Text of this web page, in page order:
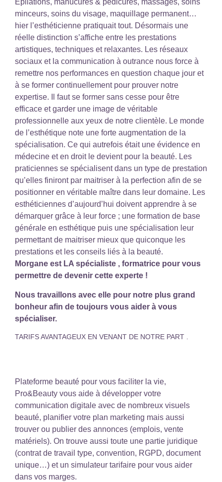
Epilations, manucures & pédicures, massages, soins
minceurs, soins du visage, maquillage permanent…
hier l’esthéticienne pratiquait tout. Désormais une
réelle distinction s’affiche entre les prestations
artistiques, techniques et relaxantes. Les réseaux
sociaux et la communication à outrance nous force à
remettre nos performances en question chaque jour et
à se former continuellement pour prouver notre
expertise. Il faut se former sans cesse pour être
efficace et garder une image de véritable
professionnelle aux yeux de notre clientèle. Le monde
de l’esthétique note une forte augmentation de la
spécialisation. Ce qui autrefois était une évidence en
médecine et en droit le devient pour la beauté. Les
praticiennes se spécialisent dans un type de prestation
qu’elles finiront par maitriser à la perfection afin de se
positionner en véritable maître dans leur domaine. Les
esthéticiennes d’aujourd’hui doivent apprendre à se
démarquer grâce à leur force ; une formation de base
générale en esthétique puis une spécialisation leur
permettant de maitriser mieux que quiconque les
prestations et les conseils liés à la beauté.
Morgane est LA spécialiste , formatrice pour vous
permettre de devenir cette experte !
Nous travaillons avec elle pour notre plus grand
bonheur afin de toujours vous aider à vous
spécialiser.
TARIFS AVANTAGEUX EN VENANT DE NOTRE PART .
Plateforme beauté pour vous faciliter la vie,
Pro&Beauty vous aide à développer votre
communication digitale avec de nombreux visuels
beauté, planifier votre plan marketing mais aussi
trouver ou publier des annonces (emplois, vente
matériels). On trouve aussi toute une partie juridique
(contrat de travail type, convention, RGPD, document
unique…) et un simulateur tarifaire pour vous aider
dans vos marges.